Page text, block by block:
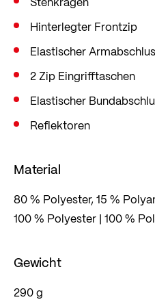
Hinterlegter Frontzip
Elastischer
2 Zip Eingrifftaschen
Elastischer
Reflektoren
Material
80 % Polyester, 15 %
100 % Polyester | 100 %
Gewicht
290 g